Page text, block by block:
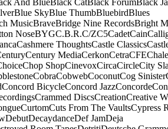
And BlueBlack CatBlack ForumBlack
Blue SkyBlue ThumbBluebirdBlues
MusicBraveBridge Nine RecordsBright
NoseBYGC.B.R.C/ZC5CadetCain
Cashmere ThoughtsCastle Classics
Century MediaCerkonCetraCFE
Chop ShopCinevoxCircaCircleCity
CobraCobwebCoconutCog Sinister
Concord BicycleConcord JazzConcorde
Crammed DiscsCreationCreative
CurtomCuts From The VaultsCypress
DebutDecaydanceDef JamDeja